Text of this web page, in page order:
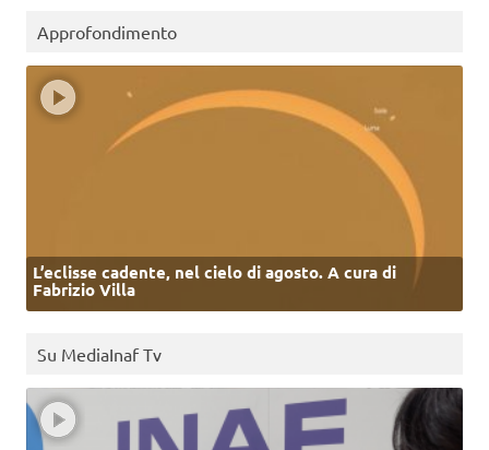
Approfondimento
L’eclisse cadente, nel cielo di agosto. A cura di
Fabrizio Villa
Su MediaInaf Tv